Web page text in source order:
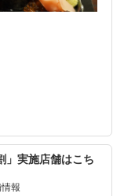
」実施店舗はこち
報